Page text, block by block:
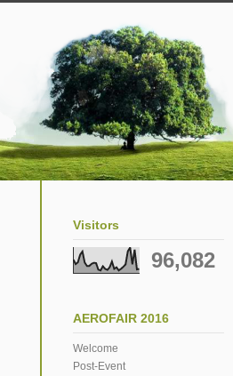
Visitors
96,082
AEROFAIR 2016
Welcome
Post-Event